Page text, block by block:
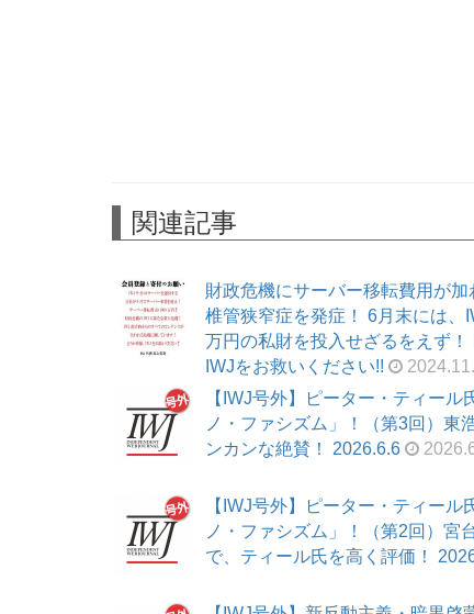
関連記事
財政危機にサーバー移転費用が
椎管狭窄症を発症！ 6月末には
万円の私財を投入せざるをえず！
IWJをお救いください!!
【IWJ号外】ピーター・ティー
ノ・ファシズム」！（第3回）東
ンカンな絶賛！ 2026.6.6
【IWJ号外】ピーター・ティー
ノ・ファシズム」！（第2回）宮
で、ティール氏を高く評価！